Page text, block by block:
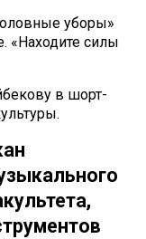
уборы»
«Находите силы
в шорт-